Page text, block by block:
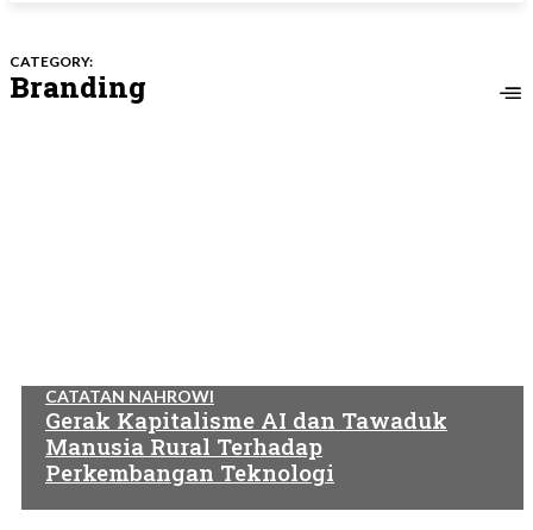
CATEGORY:
Branding
CATATAN NAHROWI
Gerak Kapitalisme AI dan Tawaduk
Manusia Rural Terhadap
Perkembangan Teknologi